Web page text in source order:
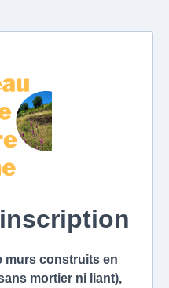
murs construits en
mortier ni liant),